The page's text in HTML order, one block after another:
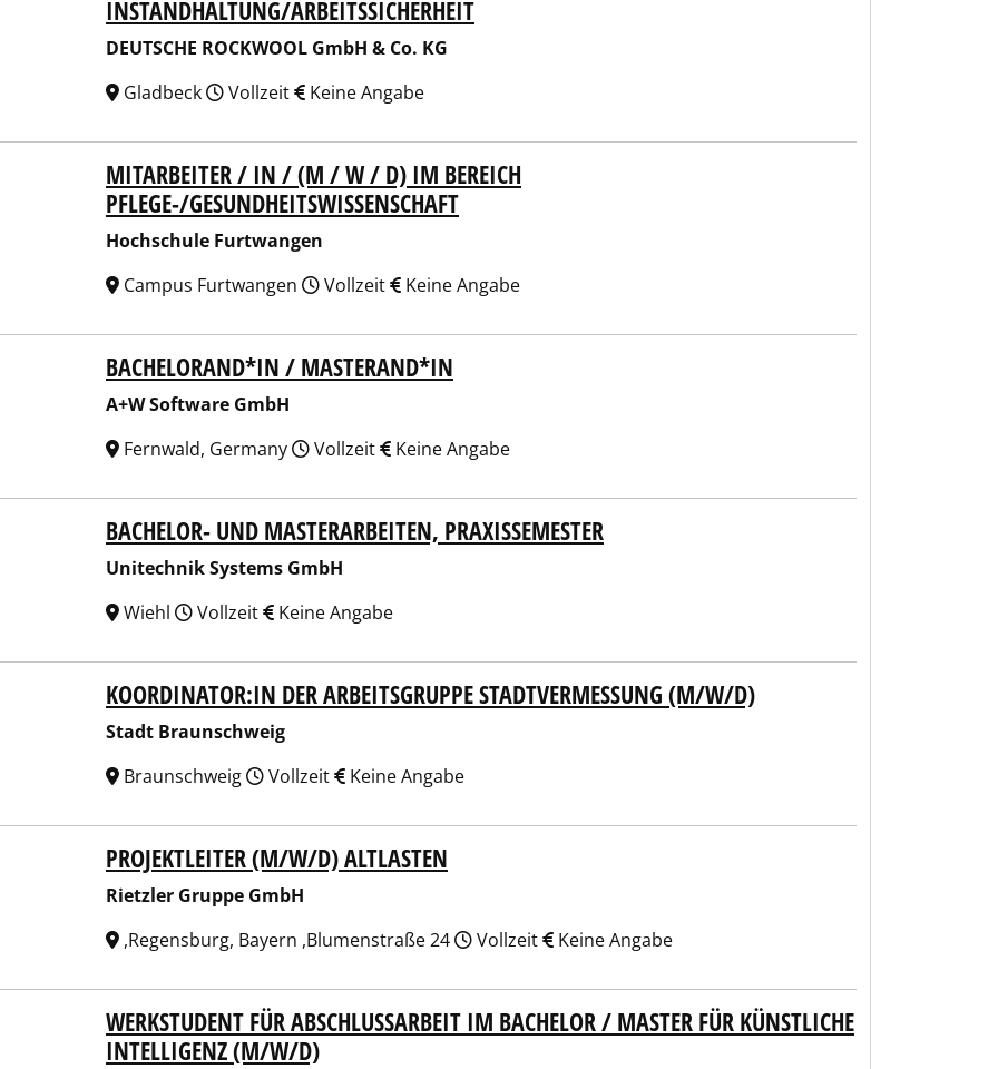
INSTANDHALTUNG/ARBEITSSICHERHEIT
DEUTSCHE ROCKWOOL GmbH & Co. KG
Gladbeck
Vollzeit Keine Angabe
Furtwangen
MITARBEITER / IN / (M / W / D) IM BEREICH
PFLEGE-/GESUNDHEITSWISSENSCHAFT
Hochschule Furtwangen
Campus Furtwangen
Vollzeit Keine Angabe
Software GmbHBACHELORAND*IN / MASTERAND*IN
A+W Software GmbH
Fernwald, Germany
Vollzeit Keine Angabe
Systems GmbH
BACHELOR- UND MASTERARBEITEN, PRAXISSEMESTER
Unitechnik Systems GmbH
Wiehl
Vollzeit Keine Angabe
BraunschweigKOORDINATOR:IN DER ARBEITSGRUPPE STADTVERMESSUNG (M/W/D)
Stadt Braunschweig
Braunschweig
Vollzeit Keine Angabe
Gruppe GmbHPROJEKTLEITER (M/W/D) ALTLASTEN
Rietzler Gruppe GmbH
,Regensburg, Bayern ,Blumenstraße 24
Vollzeit Keine Angabe
WERKSTUDENT FÜR ABSCHLUSSARBEIT IM BACHELOR / MASTER FÜR KÜNSTLICHE
INTELLIGENZ (M/W/D)